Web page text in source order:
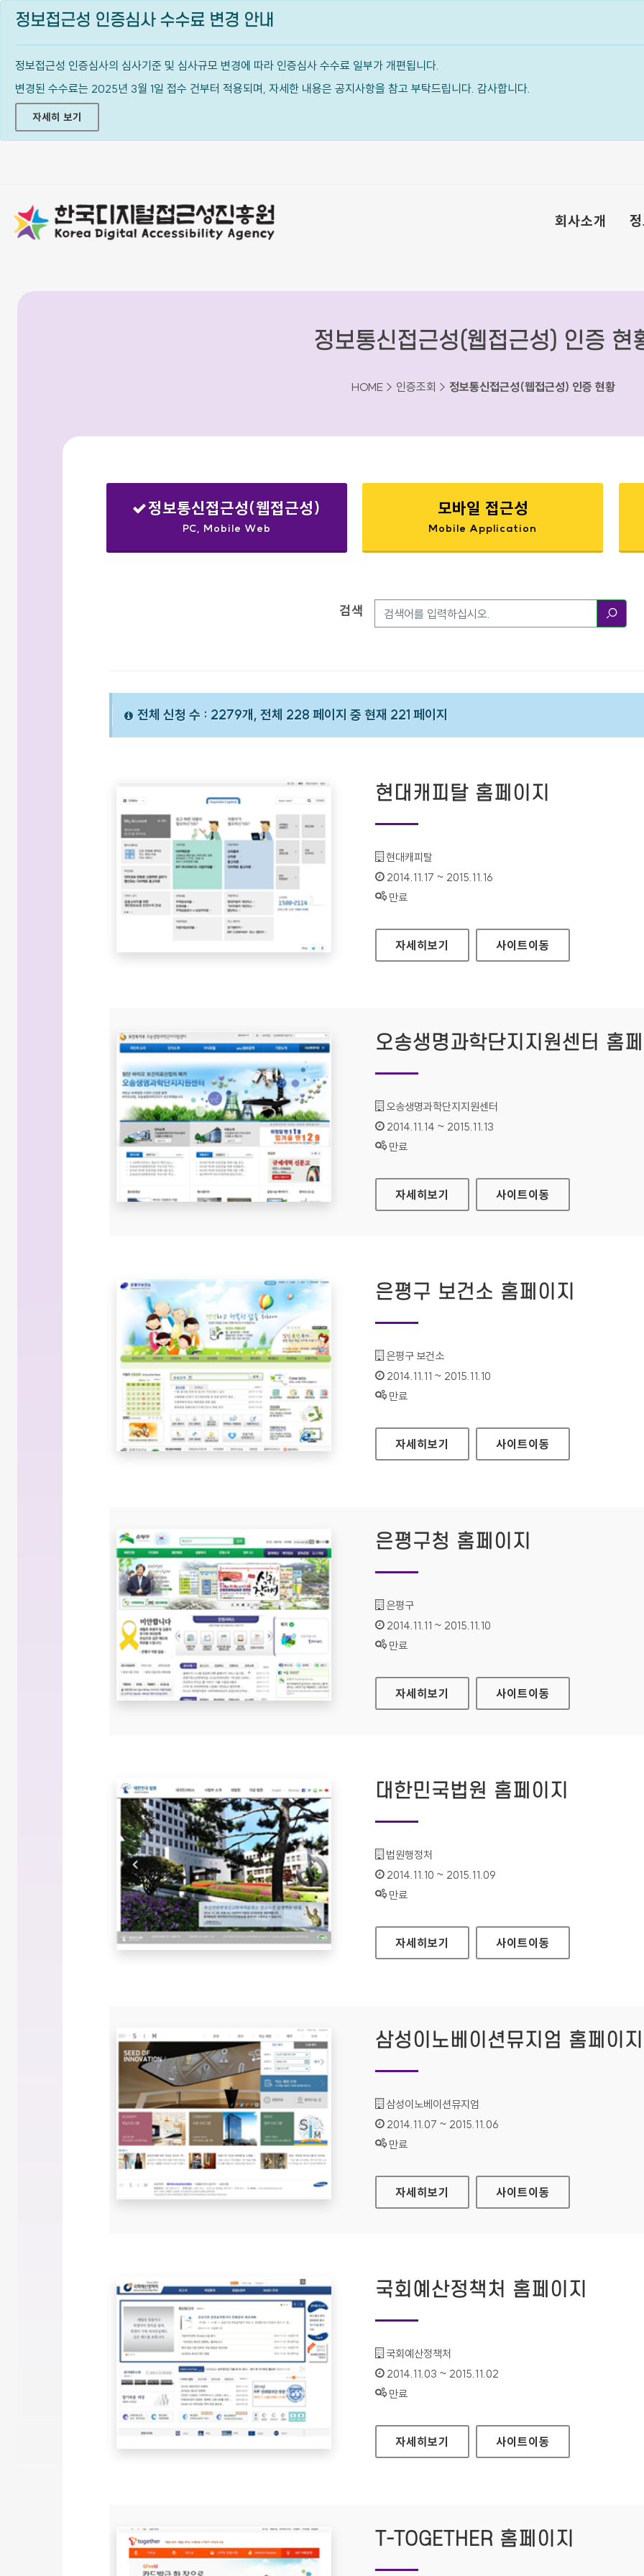
정보접근성 인증심사 수수료 변경 안내
정보접근성 인증심사의 심사기준 및 심사규모 변경에 따라 인증심사 수수료 일부가 개편됩니다.
변경된 수수료는 2025년 3월 1일 접수 건부터 적용되며, 자세한 내용은 공지사항을 참고 부탁드립니다. 감사합니다.
자세히 보기
회사소개
정보통신접근성(웹접근성) 인증 현
HOME > 인증조회 > 정보통신접근성(웹접근성) 인증 현황
정보통신접근성(웹접근성)
PC, Mobile Web
모바일 접근성
Mobile Application
검색
전체 신청 수 : 2279개, 전체 228 페이지 중 현재 221 페이지
현대캐피탈 홈페이지
기관명 :
현대캐피탈
인증기간 :
2014.11.17 ~ 2015.11.16
상태 :
만료
현대캐피탈 홈페이지
자세히보기 사이트이동
오송생명과학단지지원센터 홈
기관명 :
오송생명과학단지지원센터
인증기간 :
2014.11.14 ~ 2015.11.13
상태 :
만료
오송생명과학단지지원센터 홈페이지
자세히보기 사이트이동
은평구 보건소 홈페이지
기관명 :
은평구 보건소
인증기간 :
2014.11.11 ~ 2015.11.10
상태 :
만료
은평구 보건소 홈페이지
자세히보기 사이트이동
은평구청 홈페이지
기관명 :
은평구
인증기간 :
2014.11.11 ~ 2015.11.10
상태 :
만료
은평구청 홈페이지
자세히보기 사이트이동
대한민국법원 홈페이지
기관명 :
법원행정처
인증기간 :
2014.11.10 ~ 2015.11.09
상태 :
만료
대한민국법원 홈페이지
자세히보기 사이트이동
삼성이노베이션뮤지엄 홈페이지
기관명 :
삼성이노베이션뮤지엄
인증기간 :
2014.11.07 ~ 2015.11.06
상태 :
만료
삼성이노베이션뮤지엄 홈페이지
자세히보기 사이트이동
국회예산정책처 홈페이지
기관명 :
국회예산정책처
인증기간 :
2014.11.03 ~ 2015.11.02
상태 :
만료
국회예산정책처 홈페이지
자세히보기 사이트이동
T-TOGETHER 홈페이지